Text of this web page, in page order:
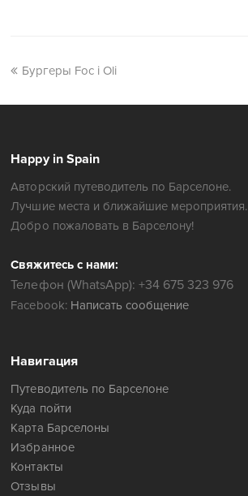
Бургеры Foc i Oli
Happy in Spain
Авторский путеводитель по Барселоне.
Лучшие места и ближайшие мероприятия.
Добро пожаловать в Барселону!
Свяжитесь с нами:
Телефон (WhatsApp): +34 675 323 976
Facebook: Написать сообщение
Навигация
Путеводитель по Барселоне
Куда пойти
Карта Барселоны
Избранное
Контакты
Отзывы